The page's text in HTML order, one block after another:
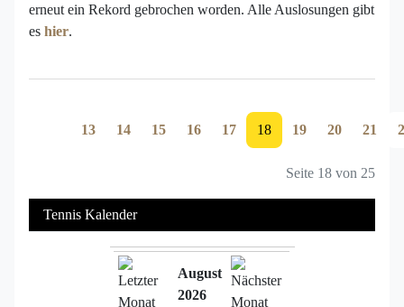
erneut ein Rekord gebrochen worden. Alle Auslosungen gibt
es hier.
13 14 15 16 17 18 19 20 21
Seite 18 von 25
Tennis Kalender
August
2026